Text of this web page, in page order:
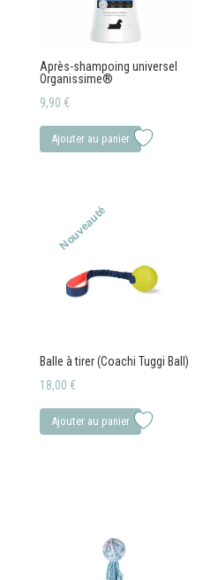
Après-shampoing universel
Organissime®
9,90 €
Ajouter au panier
Nouveauté
Balle à tirer (Coachi Tuggi Ball)
18,00 €
Ajouter au panier